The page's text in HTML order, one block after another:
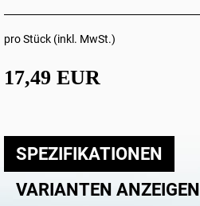
pro Stück (inkl. MwSt.)
17,49 EUR
SPEZIFIKATIONEN
VARIANTEN ANZEIGEN